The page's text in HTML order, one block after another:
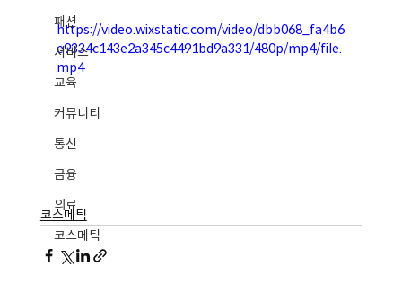
패션
서비스
교육
커뮤니티
통신
금융
의료
코스메틱
https://video.wixstatic.com/video/dbb068_fa4b6
e9334c143e2a345c4491bd9a331/480p/mp4/file.
mp4
코스메틱